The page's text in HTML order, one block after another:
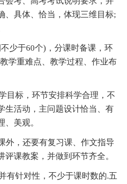
、具体、恰当，体现三维目标;
少于60个)，分课时备课，环
学重难点、教学过程、作业布
目标，环节安排科学合理，不
生活动，主问题设计恰当、有
、美观。
外，还要有复习课、作文指导
课教案，并做到环节齐全。
有针对性，不少于课时数的.五